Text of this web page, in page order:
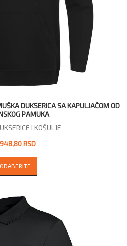
DUKSERICA SA KAPULJAČOM OD
PAMUKA
I KOŠULJE
RSD
ODABERITE